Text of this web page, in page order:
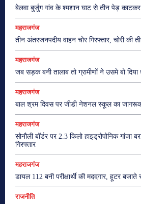
बेलवा बुर्जुग गांव के श्मशान घाट से तीन पेड़
महराजगंज
तीन अंतरजनपदीय वाहन चोर गिरफ्तार, चोरी की
महराजगंज
जब सड़क बनी तालाब तो ग्रामीणों ने उसमे बो दिया
महराजगंज
बाल श्रम दिवस पर जीडी नेशनल स्कूल का
महराजगंज
सोनौली बॉर्डर पर 2.3 किलो हाइड्रोपोनिक गांजा
गिरफ्तार
महराजगंज
डायल 112 बनी परीक्षार्थी की मददगार, हूटर बजाते
राजनीति